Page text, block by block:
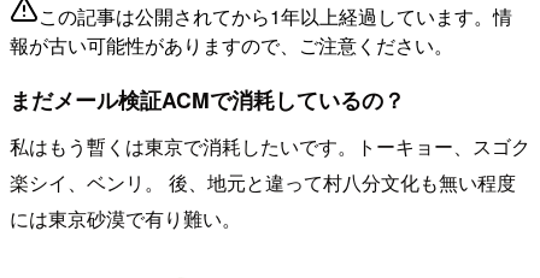
この記事は公開されてから1年以上経過しています。情
報が古い可能性がありますので、ご注意ください。
まだメール検証ACMで消耗しているの？
私はもう暫くは東京で消耗したいです。トーキョー、スゴク
楽シイ、ベンリ。 後、地元と違って村八分文化も無い程度
には東京砂漠で有り難い。